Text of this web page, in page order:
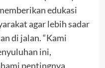
edukasi
agar lebih sadar
di jalan. “Kami
ini,
pentingnya